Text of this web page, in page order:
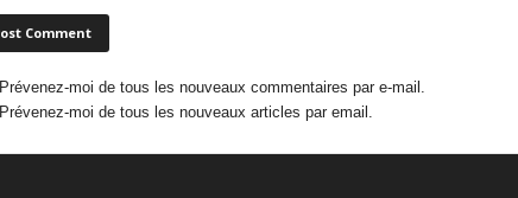
Prévenez-moi de tous les nouveaux commentaires par e-mail.
Prévenez-moi de tous les nouveaux articles par email.